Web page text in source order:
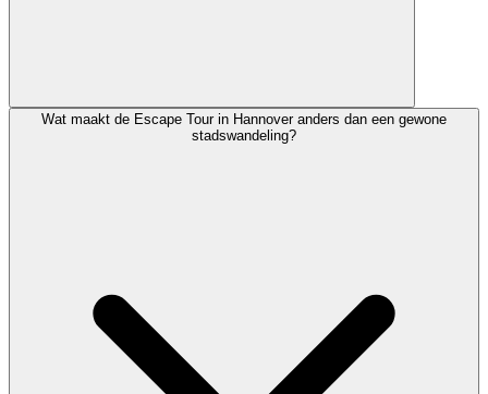
Wat maakt de Escape Tour in Hannover anders dan een gewone
stadswandeling?